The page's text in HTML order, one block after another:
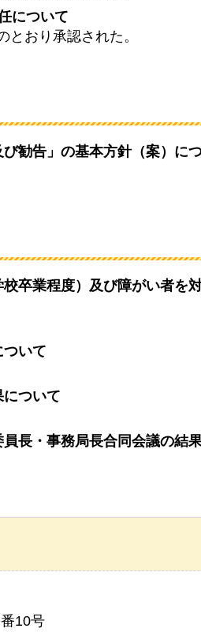
について
とおり承認された。
勧告」の基本方針（案）に
卒業程度）及び障がい者を
いて
ついて
長・事務局長合同会議の結
10号